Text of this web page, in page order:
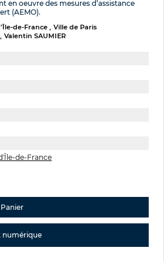
en oeuvre des mesures d’assistance
(AEMO).
de-France
Ville de Paris
Valentin SAUMIER
de-France
numérique